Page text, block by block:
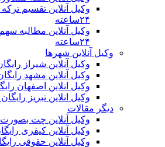
وکیل آنلاین تقسیم ترکه
وکیل آنلاین مطالبه سهم
وکیل آنلاین شهرها
وکیل آنلاین شیراز رایگان و ۲۴ ساعته
وکیل آنلاین مشهد رایگان و ۲۴ ساعته
وکیل انلاین اصفهان رایگان و 24 ساعته
وکیل انلاین تبریز رایگان و 24 ساعته
دیگر مقالات
وکیل آنلاین چت بصورت رایگان و
وکیل آنلاین کیفری رایگان و ۲۴ ساعته
وکیل آنلاین حقوقی رایگان و ۲۴ ساعته